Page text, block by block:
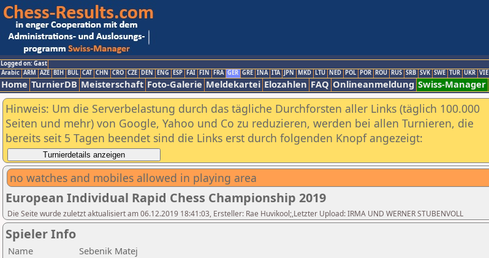
Logged on: Gast
Arabic ARM AZE BIH BUL CAT CHN CRO CZE DEN ENG ESP FAI FIN FRA GER GRE INA ITA JPN MKD LTU NED POL POR ROU RUS SRB SVK SWE TUR UKR VIE
Home TurnierDB Meisterschaft Foto-Galerie Meldekartei Elozahlen FAQ Onlineanmeldung Swiss-Manager
Hinweis: Um die Serverbelastung durch das tägliche Durchforsten aller Links (täglich 100.000
Seiten und mehr) von Google, Yahoo und Co zu reduzieren, werden bei allen Turnieren, die
bereits seit 5 Tagen beendet sind die Links erst durch folgenden Knopf angezeigt:
no watches and mobiles allowed in playing area
European Individual Rapid Chess Championship 2019
Die Seite wurde zuletzt aktualisiert am 06.12.2019 18:41:03, Ersteller: Rae Huvikool;,Letzter Upload: IRMA UND WERNER STUBENVOLL
Spieler Info
Name
Sebenik Matej